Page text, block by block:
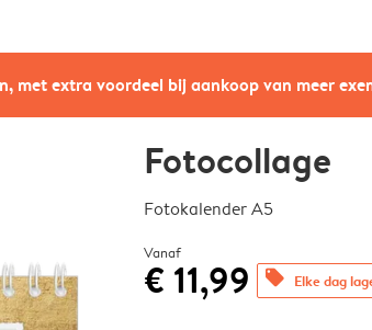
met extra voordeel bij aankoop van meer
Fotocollage
Fotokalender A5
Vanaf
€ 11,99 offers Elke dag